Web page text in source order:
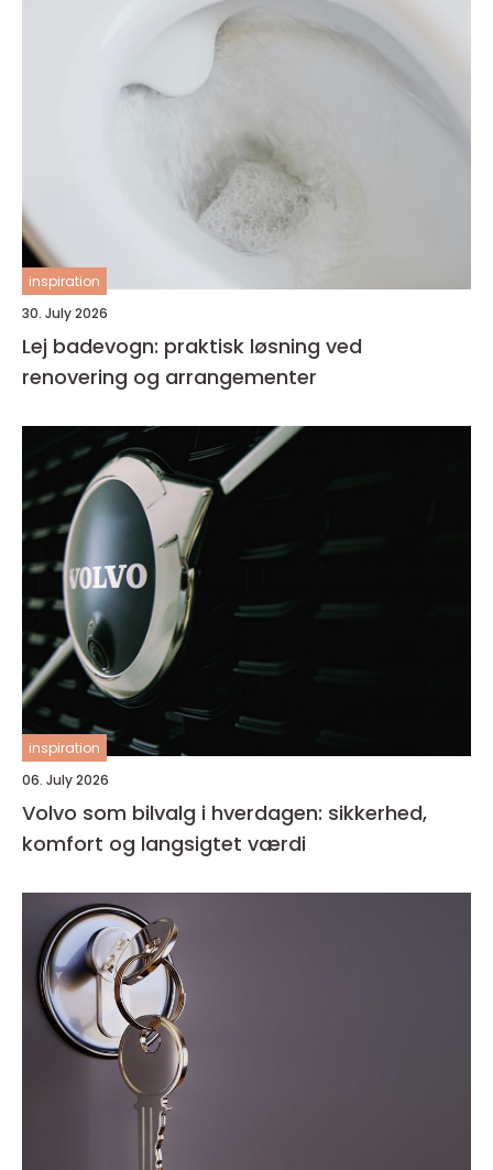
inspiration
30. July 2026
Lej badevogn: praktisk løsning ved
renovering og arrangementer
inspiration
06. July 2026
Volvo som bilvalg i hverdagen: sikkerhed,
komfort og langsigtet værdi